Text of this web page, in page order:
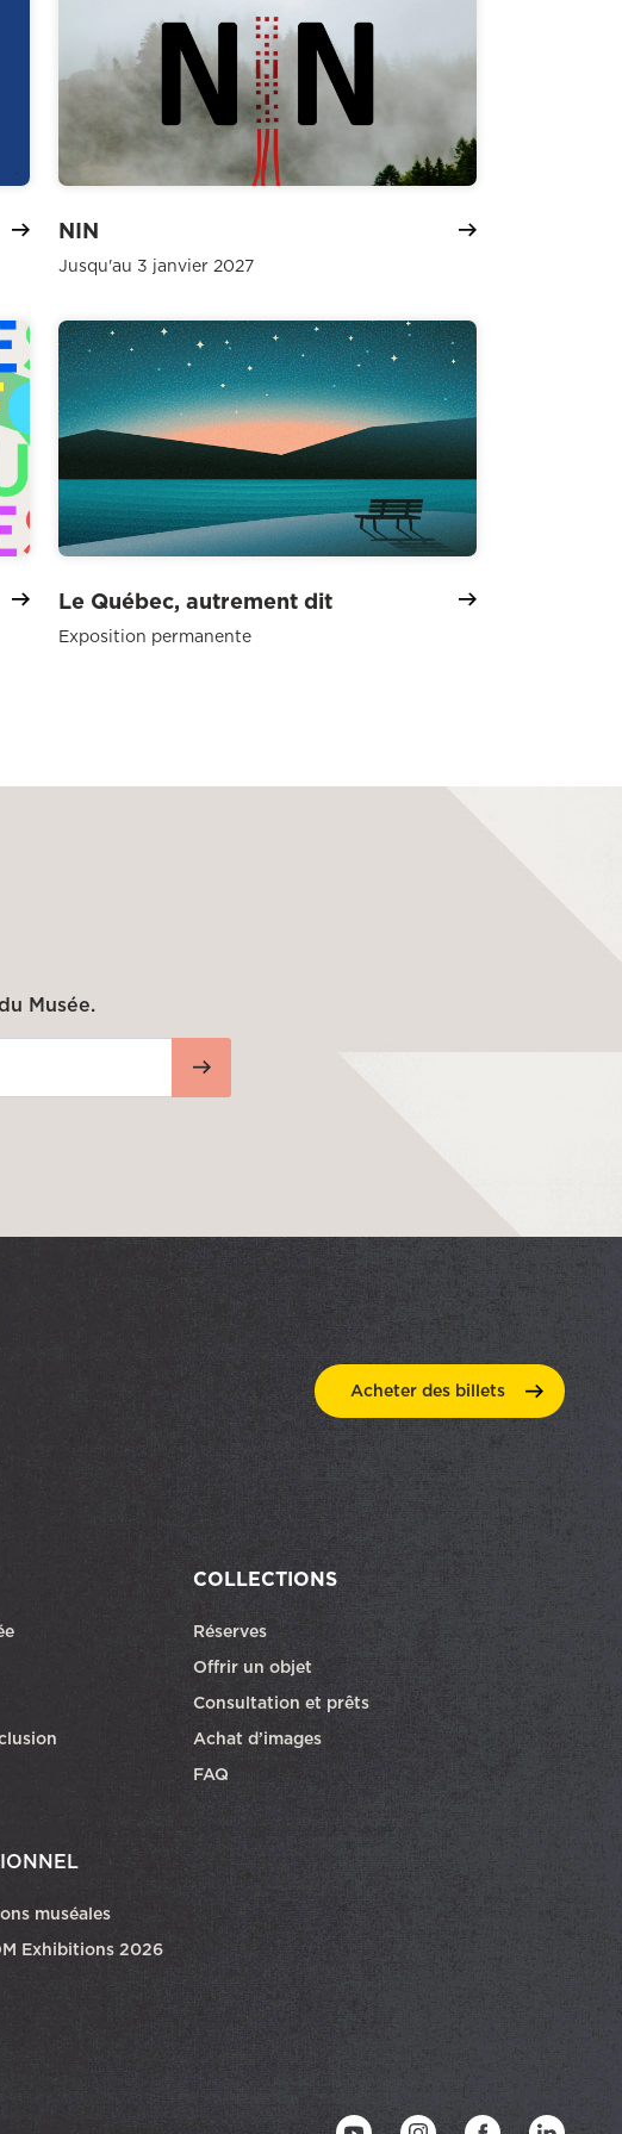
NIN
Jusqu'au 3 janvier 2027
Le Québec, autrement dit
Exposition permanente
Musée.
Acheter des billets
ouvrira dans une autre fenêtre
muséales
Exhibitions 2026
COLLECTIONS
Réserves
Offrir un objet
Consultation et prêts
Achat d’images
FAQ